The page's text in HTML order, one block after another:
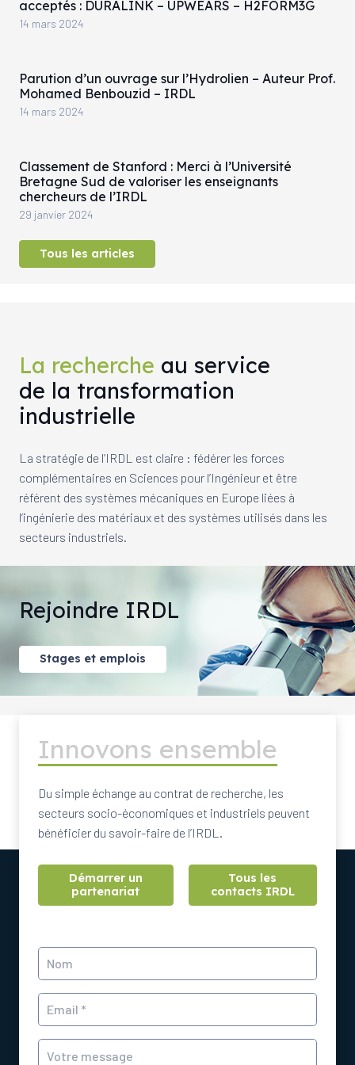
acceptés : DURALINK – UPWEARS – H2FORM3G
14 mars 2024
Parution d’un ouvrage sur l’Hydrolien – Auteur Prof.
Mohamed Benbouzid – IRDL
14 mars 2024
Classement de Stanford : Merci à l’Université
Bretagne Sud de valoriser les enseignants
chercheurs de l’IRDL
29 janvier 2024
Tous les articles
La recherche au service
de la transformation
industrielle
La stratégie de l’IRDL est claire : fédérer les forces
complémentaires en Sciences pour l’Ingénieur et être
référent des systèmes mécaniques en Europe liées à
l’ingénierie des matériaux et des systèmes utilisés dans les
secteurs industriels.
Rejoindre IRDL
Stages et emplois
Innovons ensemble
Du simple échange au contrat de recherche, les
secteurs socio-économiques et industriels peuvent
bénéficier du savoir-faire de l’IRDL.
Démarrer un
partenariat
Tous les
contacts IRDL